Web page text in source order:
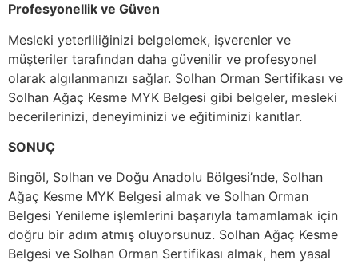
Profesyonellik ve Güven
Mesleki yeterliliğinizi belgelemek, işverenler ve
müşteriler tarafından daha güvenilir ve profesyonel
olarak algılanmanızı sağlar. Solhan Orman Sertifikası ve
Solhan Ağaç Kesme MYK Belgesi gibi belgeler, mesleki
becerilerinizi, deneyiminizi ve eğitiminizi kanıtlar.
SONUÇ
Bingöl, Solhan ve Doğu Anadolu Bölgesi’nde, Solhan
Ağaç Kesme MYK Belgesi almak ve Solhan Orman
Belgesi Yenileme işlemlerini başarıyla tamamlamak için
doğru bir adım atmış oluyorsunuz. Solhan Ağaç Kesme
Belgesi ve Solhan Orman Sertifikası almak, hem yasal